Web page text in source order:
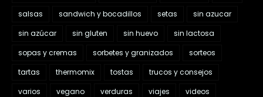
salsas
sandwich y bocadillos setas
sin azucar
sin azúcar
sin gluten sin huevo
sin lactosa
sopas y cremas
sorbetes y granizados
sorteos
tartas
thermomix tostas
trucos y consejos
varios
vegano verduras viajes
videos